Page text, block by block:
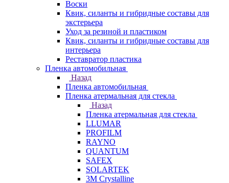
Воски
Квик, силанты и гибридные составы для
экстерьера
Уход за резиной и пластиком
Квик, силанты и гибридные составы для
интерьера
Реставратор пластика
Пленка автомобильная
Назад
Пленка автомобильная
Пленка атермальная для стекла
Назад
Пленка атермальная для стекла
LLUMAR
PROFILM
RAYNO
QUANTUM
SAFEX
SOLARTEK
3M Crystalline